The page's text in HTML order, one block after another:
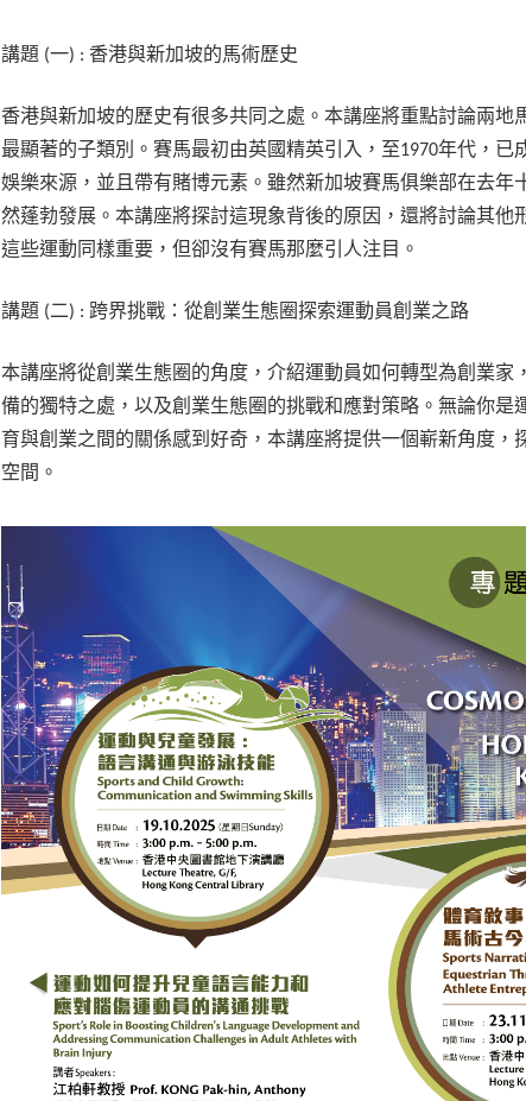
講題 (一) : 香港與新加坡的馬術歷史
香港與新加坡的歷史有很多共同之處。本講座將重點討論兩地
最顯著的子類別。賽馬最初由英國精英引入，至1970年代，已
娛樂來源，並且帶有賭博元素。雖然新加坡賽馬俱樂部在去年
然蓬勃發展。本講座將探討這現象背後的原因，還將討論其他
這些運動同樣重要，但卻沒有賽馬那麼引人注目。
講題 (二) : 跨界挑戰：從創業生態圈探索運動員創業之路
本講座將從創業生態圈的角度，介紹運動員如何轉型為創業家
備的獨特之處，以及創業生態圈的挑戰和應對策略。無論你是
育與創業之間的關係感到好奇，本講座將提供一個嶄新角度，
空間。